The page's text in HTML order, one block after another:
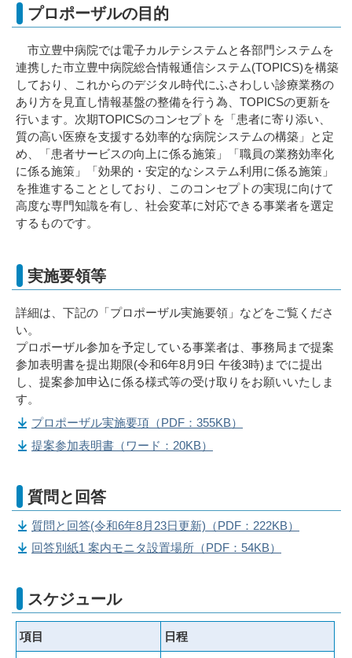
プロポーザルの目的
市立豊中病院では電子カルテシステムと各部門システムを
連携した市立豊中病院総合情報通信システム(TOPICS)を構築
しており、これからのデジタル時代にふさわしい診療業務の
あり方を見直し情報基盤の整備を行う為、TOPICSの更新を
行います。次期TOPICSのコンセプトを「患者に寄り添い、
質の高い医療を支援する効率的な病院システムの構築」と定
め、「患者サービスの向上に係る施策」「職員の業務効率化
に係る施策」「効果的・安定的なシステム利用に係る施策」
を推進することとしており、このコンセプトの実現に向けて
高度な専門知識を有し、社会変革に対応できる事業者を選定
するものです。
実施要領等
詳細は、下記の「プロポーザル実施要領」などをご覧くださ
い。
プロポーザル参加を予定している事業者は、事務局まで提案
参加表明書を提出期限(令和6年8月9日 午後3時)までに提出
し、提案参加申込に係る様式等の受け取りをお願いいたしま
す。
プロポーザル実施要項（PDF：355KB）
提案参加表明書（ワード：20KB）
質問と回答
質問と回答(令和6年8月23日更新)（PDF：222KB）
回答別紙1 案内モニタ設置場所（PDF：54KB）
スケジュール
項目 日程